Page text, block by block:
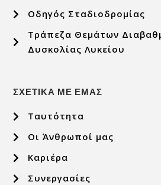
Οδηγός Σταδιοδρομίας
Τράπεζα Θεμάτων
Δυσκολίας Λυκείου
ΣΧΕΤΙΚΑ ΜΕ ΕΜΑΣ
Ταυτότητα
Οι Άνθρωποί μας
Καριέρα
Συνεργασίες